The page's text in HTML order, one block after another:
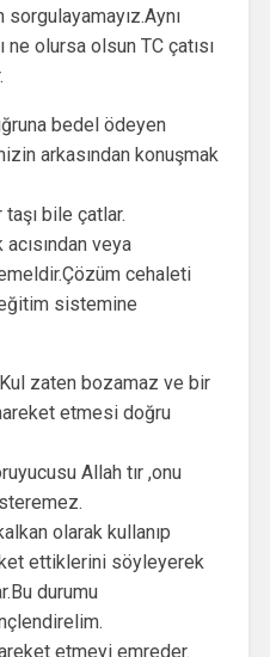
sorgulayamayız.Aynı
ne olursa olsun TC çatısı
bedel ödeyen
arkasından konuşmak
bile çatlar.
veya
cehaleti
sistemine
zaten bozamaz ve bir
etmesi doğru
Allah tır ,onu
olarak kullanıp
ettiklerini söyleyerek
durumu
etmeyi emreder.